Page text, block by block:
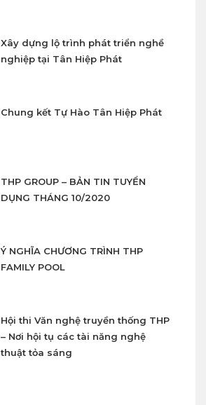
Xây dựng lộ trình phát triển nghề
nghiệp tại Tân Hiệp Phát
Chung kết Tự Hào Tân Hiệp Phát
THP GROUP – BẢN TIN TUYỂN
DỤNG THÁNG 10/2020
Ý NGHĨA CHƯƠNG TRÌNH THP
FAMILY POOL
Hội thi Văn nghệ truyền thống THP
– Nơi hội tụ các tài năng nghệ
thuật tỏa sáng